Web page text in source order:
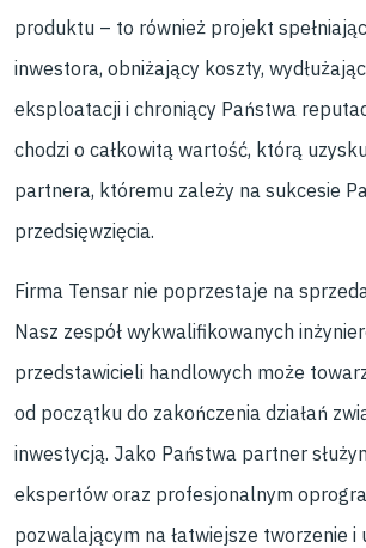
produktu – to również projekt
inwestora, obniżający koszty,
eksploatacji i chroniący Państwa
chodzi o całkowitą wartość, którą
partnera, któremu zależy na sukcesie
przedsięwzięcia.
Firma Tensar nie poprzestaje na
Nasz zespół wykwalifikowanych
przedstawicieli handlowych może
od początku do zakończenia działań
inwestycją. Jako Państwa partner
ekspertów oraz profesjonalnym
pozwalającym na łatwiejsze tworzenie i